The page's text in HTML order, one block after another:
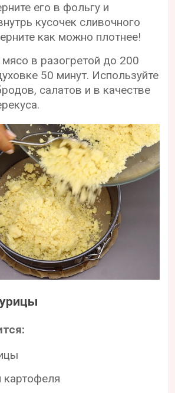
его в фольгу и
кусочек сливочного
как можно плотнее!
в разогретой до 200
50 минут. Используйте
салатов и в качестве
картофеля